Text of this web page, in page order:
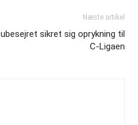
Næste artikel
sikret sig oprykning til
C-Ligaen